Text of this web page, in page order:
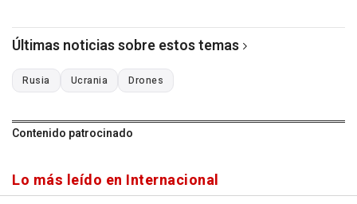
Últimas noticias sobre estos temas
Rusia Ucrania Drones
Contenido patrocinado
Lo más leído en Internacional